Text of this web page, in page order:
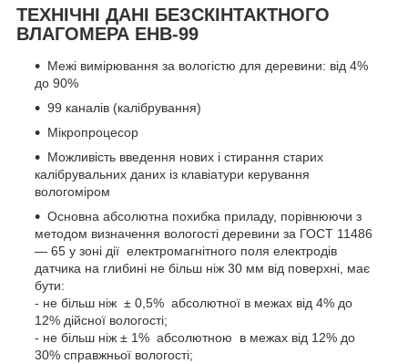
ТЕХНІЧНІ ДАНІ БЕЗСКІНТАКТНОГО
ВЛАГОМЕРА ЕНВ-99
Межі вимірювання за вологістю для деревини: від 4%
до 90%
99 каналів (калібрування)
Мікропроцесор
Можливість введення нових і стирання старих
калібрувальних даних із клавіатури керування
вологоміром
Основна абсолютна похибка приладу, порівнюючи з
методом визначення вологості деревини за ГОСТ 11486
— 65 у зоні дії електромагнітного поля електродів
датчика на глибині не більш ніж 30 мм від поверхні, має
бути:
- не більш ніж ± 0,5% абсолютної в межах від 4% до
12% дійсної вологості;
- не більш ніж ± 1% абсолютною в межах від 12% до
30% справжньої вологості;